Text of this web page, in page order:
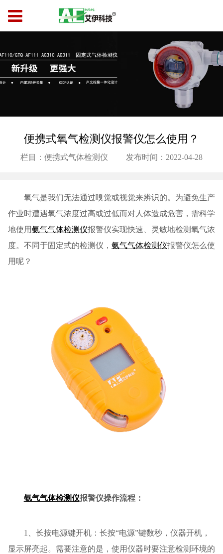
便携式氧气检测仪报警仪怎么使用？
栏目：便携式气体检测仪 发布时间：2022-04-28
氧气是我们无法通过嗅觉或视觉来辨识的。为避免生产
作业时遭遇氧气浓度过高或过低而对人体造成危害，需科学
地使用氨气气体检测仪报警仪实现快速、灵敏地检测氧气浓
度。不同于固定式的检测仪， 氨气气体检测仪报警仪怎么使
用呢？
氨气气体检测仪报警仪操作流程：
1、长按电源键开机：长按“电源”键数秒，仪器开机，
显示屏亮起。需要注意的是，使用仪器时要注意检测环境的